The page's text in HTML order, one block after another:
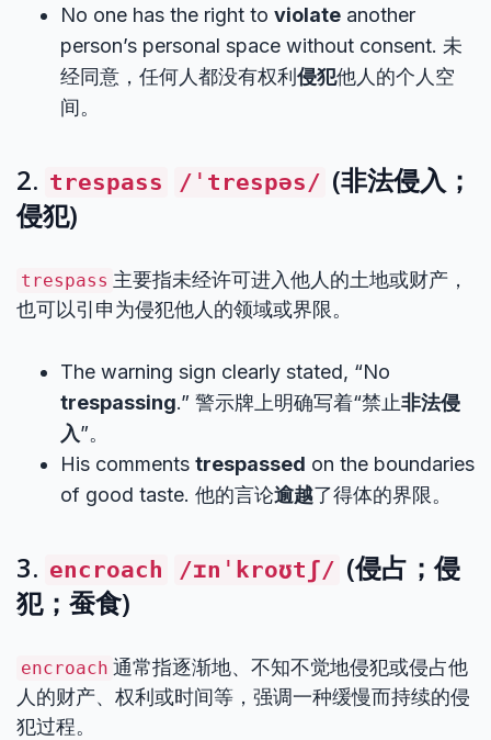
No one has the right to violate another
person’s personal space without consent. 未
经同意，任何人都没有权利 侵犯他人的个人空
间。
2. trespass /ˈtrespəs/ (非法侵入；
侵犯)
trespass 主要指未经许可进入他人的土地或财产，
也可以引申为侵犯他人的领域或界限。
The warning sign clearly stated, “No
trespassing.” 警示牌上明确写着“禁止非法侵
入”。
His comments trespassed on the boundaries
of good taste. 他的言论逾越了得体的界限。
3. encroach /ɪnˈkroʊtʃ/ (侵占；侵
犯；蚕食)
encroach 通常指逐渐地、不知不觉地侵犯或侵占他
人的财产、权利或时间等，强调一种缓慢而持续的侵
犯过程。